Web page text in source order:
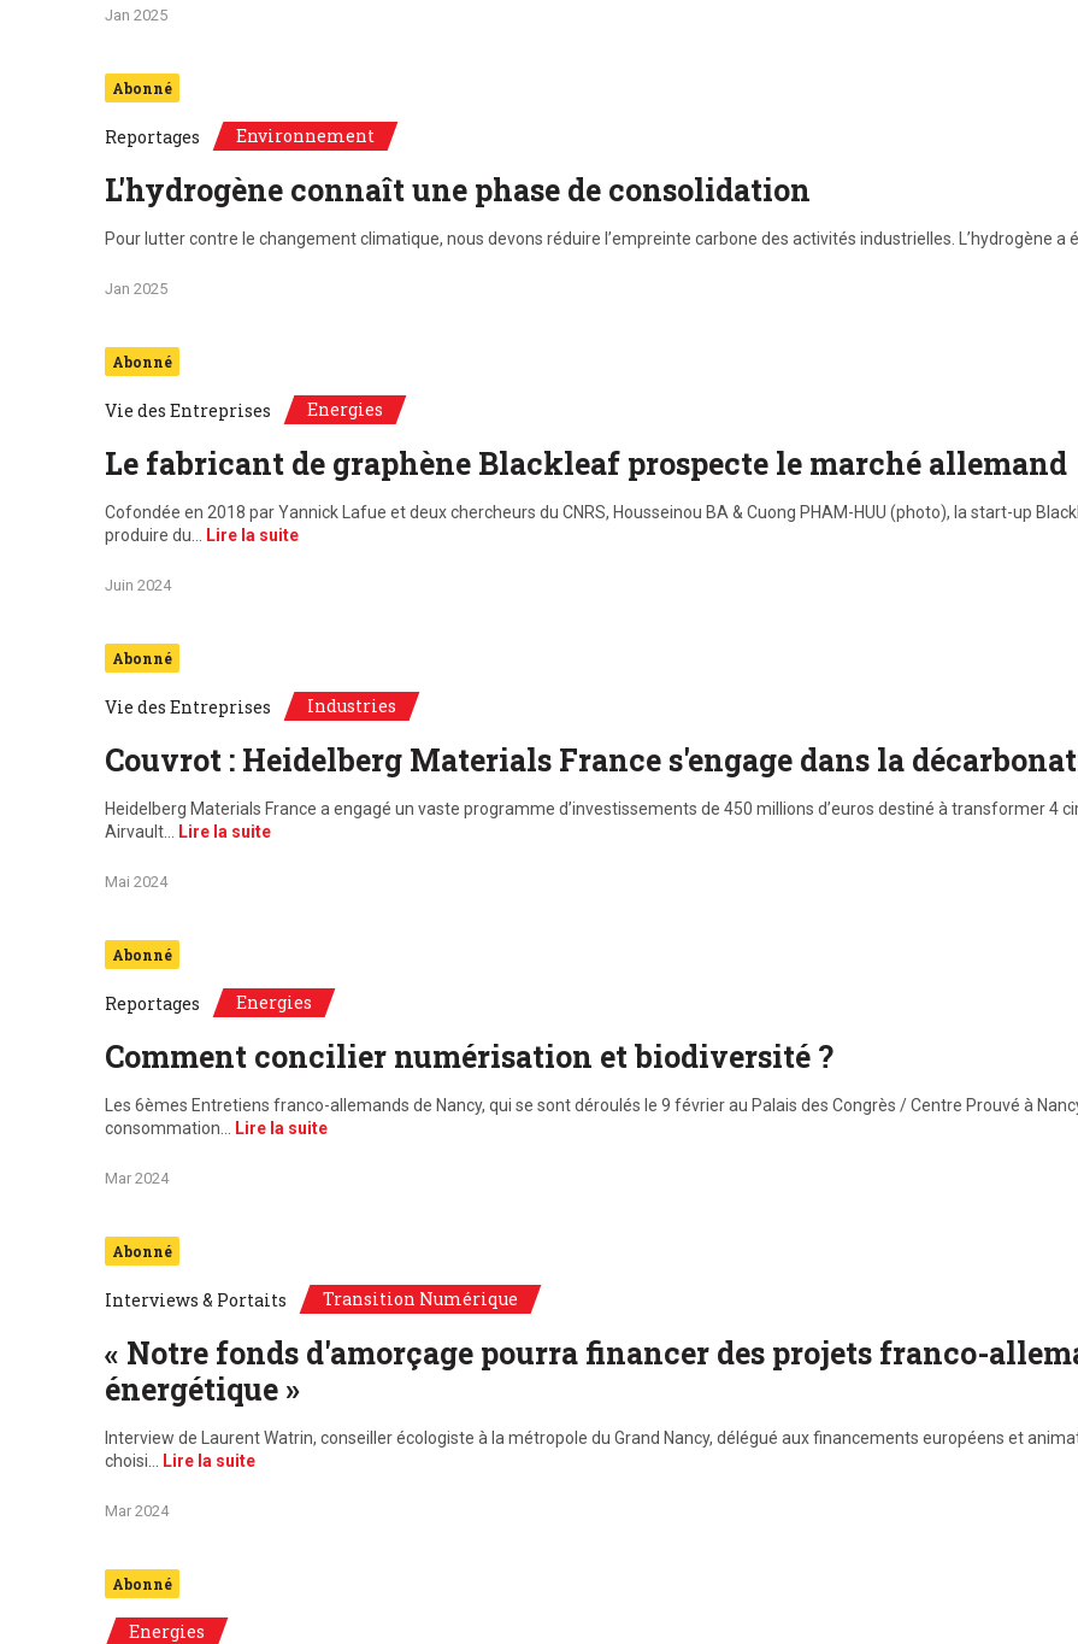
Jan 2025
Abonné
Reportages Environnement
L'hydrogène connaît une phase de consolidation
Pour lutter contre le changement climatique, nous devons réduire l’empreinte carbone des activités industrielles. L’hydrogène a
Jan 2025
Abonné
Vie des Entreprises Energies
Le fabricant de graphène Blackleaf prospecte le marché allemand
Cofondée en 2018 par Yannick Lafue et deux chercheurs du CNRS, Housseinou BA & Cuong PHAM-HUU (photo), la start-up
produire du…
Lire la suite
Juin 2024
Abonné
Vie des Entreprises Industries
Couvrot : Heidelberg Materials France s'engage dans la
Heidelberg Materials France a engagé un vaste programme d’investissements de 450 millions d’euros destiné à transformer 4
Airvault…
Lire la suite
Mai 2024
Abonné
Reportages Energies
Comment concilier numérisation et biodiversité ?
Les 6èmes Entretiens franco-allemands de Nancy, qui se sont déroulés le 9 février au Palais des Congrès / Centre Prouvé à
consommation…
Lire la suite
Mar 2024
Abonné
Interviews & Portaits Transition Numérique
« Notre fonds d'amorçage pourra financer des projets franco-
énergétique »
Interview de Laurent Watrin, conseiller écologiste à la métropole du Grand Nancy, délégué aux financements européens et
choisi…
Lire la suite
Mar 2024
Abonné
Energies